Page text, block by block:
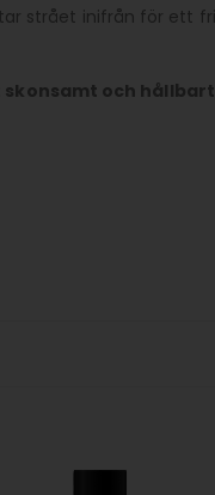
strået inifrån för ett
och